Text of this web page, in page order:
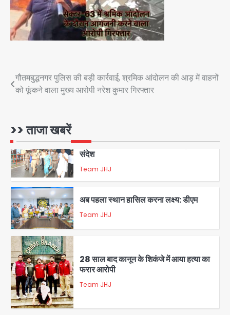
Post
navigation
गौतमबुद्धनगर पुलिस की बड़ी कार्रवाई, श्रमिक आंदोलन की आड़ में वाहनों
को फूंकने वाला मुख्य आरोपी नरेश कुमार गिरफ्तार
>> ताजा खबरें
4
Team JHJ
5
रोहित चौधरी गैंग का कुख्यात बदमाश राजस्थान
से गिरफ्तार
Team JHJ
1
पुरा महादेव से बेटियों के स्वास्थ्य और सुरक्षा का
संदेश
Team JHJ
2
अब पहला स्थान हासिल करना लक्ष्य: डीएम
Team JHJ
3
28 साल बाद कानून के शिकंजे में आया हत्या का
फरार आरोपी
Team JHJ